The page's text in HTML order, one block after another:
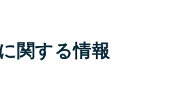
関する情報